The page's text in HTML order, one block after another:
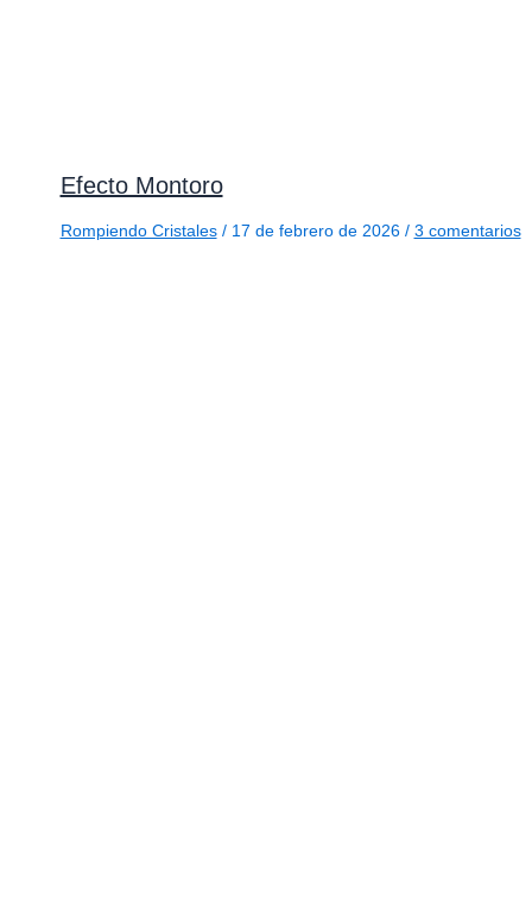
Efecto Montoro
Rompiendo Cristales/ 17 de febrero de 2026 / 3 comentarios